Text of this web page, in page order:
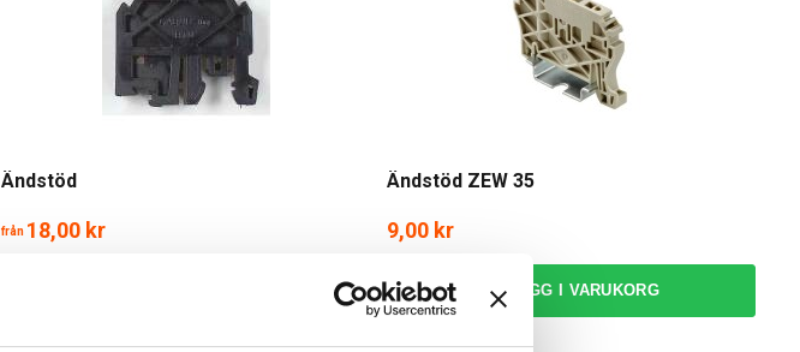
Ändstöd
från 18,00 kr
Ändstöd ZEW 35
9,00 kr
LÄGG I VARUKORG